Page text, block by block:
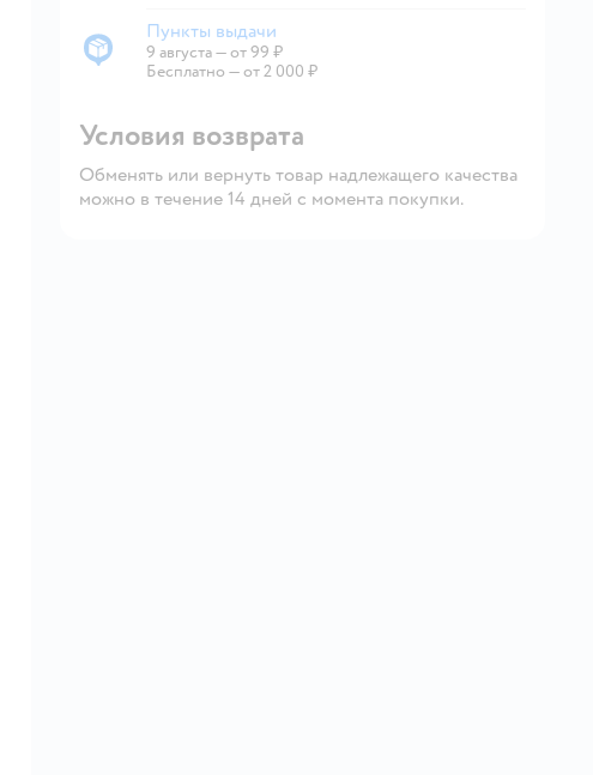
Пункты выдачи
Пункты выдачи
9 августа—от 99 ₽
Бесплатно — от 2 000 ₽
Условия возврата
Обменять или вернуть товар надлежащего качества
можно в течение 14 дней с момента покупки.